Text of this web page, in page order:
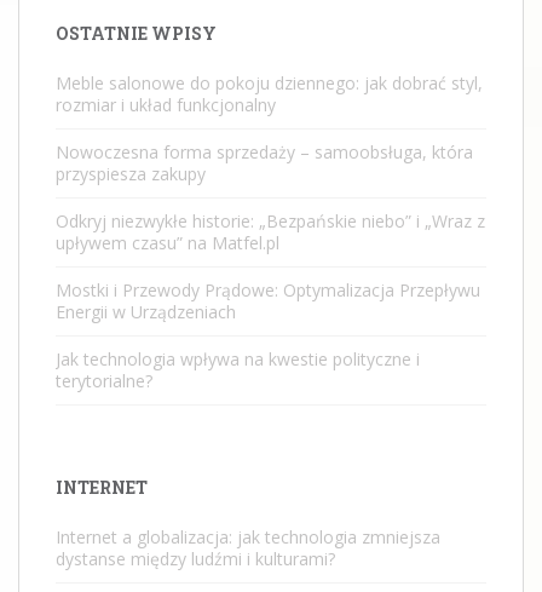
OSTATNIE WPISY
Meble salonowe do pokoju dziennego: jak dobrać styl,
rozmiar i układ funkcjonalny
Nowoczesna forma sprzedaży – samoobsługa, która
przyspiesza zakupy
Odkryj niezwykłe historie: „Bezpańskie niebo” i „Wraz z
upływem czasu” na Matfel.pl
Mostki i Przewody Prądowe: Optymalizacja Przepływu
Energii w Urządzeniach
Jak technologia wpływa na kwestie polityczne i
terytorialne?
INTERNET
Internet a globalizacja: jak technologia zmniejsza
dystanse między ludźmi i kulturami?